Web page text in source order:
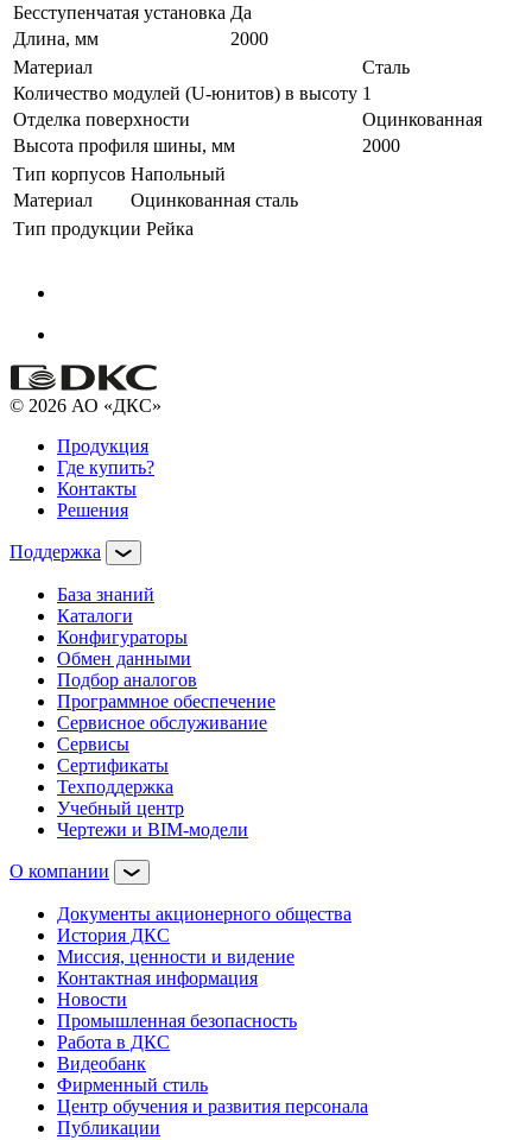
Бесступенчатая установка Да
Длина, мм
2000
Материал
Сталь
Количество модулей (U-юнитов) в высоту 1
Отделка поверхности
Оцинкованная
Высота профиля шины, мм
2000
Тип корпусов Напольный
Материал
Оцинкованная сталь
Тип продукции Рейка
© 2026 АО «ДКС»
Продукция
Где купить?
Контакты
Решения
Поддержка
База знаний
Каталоги
Конфигураторы
Обмен данными
Подбор аналогов
Программное обеспечение
Сервисное обслуживание
Сервисы
Сертификаты
Техподдержка
Учебный центр
Чертежи и BIM-модели
О компании
Документы акционерного общества
История ДКС
Миссия, ценности и видение
Контактная информация
Новости
Промышленная безопасность
Работа в ДКС
Видеобанк
Фирменный стиль
Центр обучения и развития персонала
Публикации